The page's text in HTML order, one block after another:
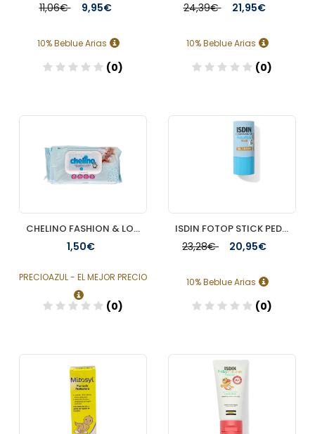
11,06€ 9,95€
10% Beblue Arias
(0)
24,39€ 21,95€
10% Beblue Arias
(0)
Añadir
CHELINO FASHION & LOVE TOALLITAS INFANTILES 60 TOALLITAS
1,50€
PRECIOAZUL - EL MEJOR PRECIO
(0)
ISDIN FOTOP STICK PEDIA50+ 20G
23,28€ 20,95€
10% Beblue Arias
(0)
Añadir